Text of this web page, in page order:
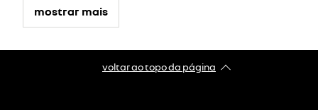
mostrar mais
voltar ao topo da página